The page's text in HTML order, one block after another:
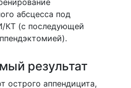
абсцесса под
КТ (с последующей
результат
острого аппендицита,